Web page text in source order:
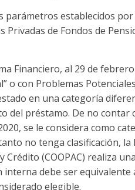
parámetros establecidos por
de Fondos de
Financiero, al 29 de
o con Problemas
en una categoría
del préstamo. De no contar
se le considera como
no tenga clasificación, la
(COOPAC) realiza
interna debe ser equivalente
elegible.